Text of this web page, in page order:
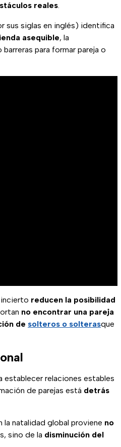
reales.
sus siglas en inglés) identifica
asequible, la
barreras para formar pareja o
incierto reducen la posibilidad
no encontrar una pareja
de solteros o solterasque
establecer relaciones estables
de parejas está detrás
la natalidad global proviene no
sino de la disminución del